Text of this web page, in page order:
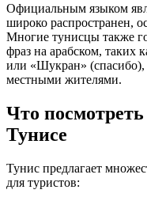
Официальным языком
широко распространен,
Многие тунисцы также
фраз на арабском, таких
или «Шукран» (спасибо),
местными жителями.
Что
Тунисе
Тунис предлагает
для туристов: